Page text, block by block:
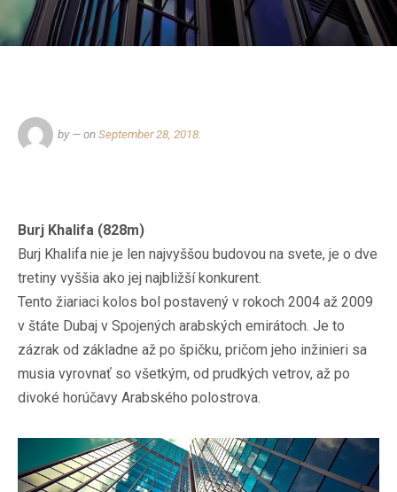
by — on September 28, 2018
Burj Khalifa (828m)
Burj Khalifa nie je len najvyššou budovou na svete, je o dve
tretiny vyššia ako jej najbližší konkurent.
Tento žiariaci kolos bol postavený v rokoch 2004 až 2009
v štáte Dubaj v Spojených arabských emirátoch. Je to
zázrak od základne až po špičku, pričom jeho inžinieri sa
musia vyrovnať so všetkým, od prudkých vetrov, až po
divoké horúčavy Arabského polostrova.